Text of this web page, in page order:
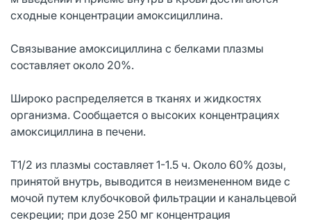
сходные концентрации амоксициллина.
Связывание амоксициллина с белками плазмы
составляет около 20%.
Широко распределяется в тканях и жидкостях
организма. Сообщается о высоких концентрациях
амоксициллина в печени.
T1/2 из плазмы составляет 1-1.5 ч. Около 60% дозы,
принятой внутрь, выводится в неизмененном виде с
мочой путем клубочковой фильтрации и канальцевой
секреции; при дозе 250 мг концентрация